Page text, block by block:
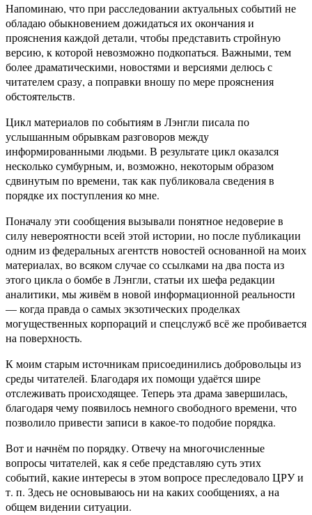
Напоминаю, что при расследовании актуальных событий не
обладаю обыкновением дожидаться их окончания и
прояснения каждой детали, чтобы представить стройную
версию, к которой невозможно подкопаться. Важными, тем
более драматическими, новостями и версиями делюсь с
читателем сразу, а поправки вношу по мере прояснения
обстоятельств.
Цикл материалов по событиям в Лэнгли писала по
услышанным обрывкам разговоров между
информированными людьми. В результате цикл оказался
несколько сумбурным, и, возможно, некоторым образом
сдвинутым по времени, так как публиковала сведения в
порядке их поступления ко мне.
Поначалу эти сообщения вызывали понятное недоверие в
силу невероятности всей этой истории, но после публикации
одним из федеральных агентств новостей основанной на моих
материалах, во всяком случае со ссылками на два поста из
этого цикла о бомбе в Лэнгли, статьи их шефа редакции
аналитики, мы живём в новой информационной реальности
— когда правда о самых экзотических проделках
могущественных корпораций и спецслужб всё же пробивается
на поверхность.
К моим старым источникам присоединились добровольцы из
среды читателей. Благодаря их помощи удаётся шире
отслеживать происходящее. Теперь эта драма завершилась,
благодаря чему появилось немного свободного времени, что
позволило привести записи в какое-то подобие порядка.
Вот и начнём по порядку. Отвечу на многочисленные
вопросы читателей, как я себе представляю суть этих
событий, какие интересы в этом вопросе преследовало ЦРУ и
т. п. Здесь не основываюсь ни на каких сообщениях, а на
общем видении ситуации.